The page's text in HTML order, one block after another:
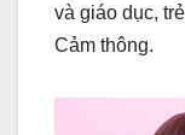
và giáo dục,
Cảm thông.